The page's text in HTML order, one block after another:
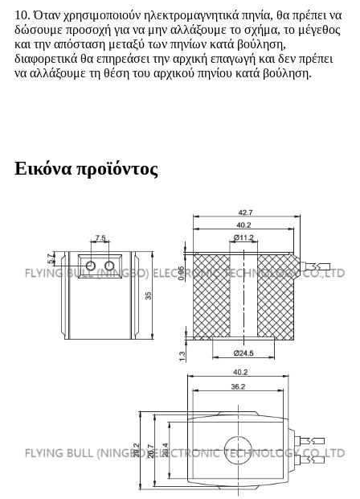
10. Όταν χρησιμοποιούν ηλεκτρομαγνητικά πηνία, θα πρέπει να
δώσουμε προσοχή για να μην αλλάξουμε το σχήμα, το μέγεθος
και την απόσταση μεταξύ των πηνίων κατά βούληση,
διαφορετικά θα επηρεάσει την αρχική επαγωγή και δεν πρέπει
να αλλάξουμε τη θέση του αρχικού πηνίου κατά βούληση.
Εικόνα προϊόντος